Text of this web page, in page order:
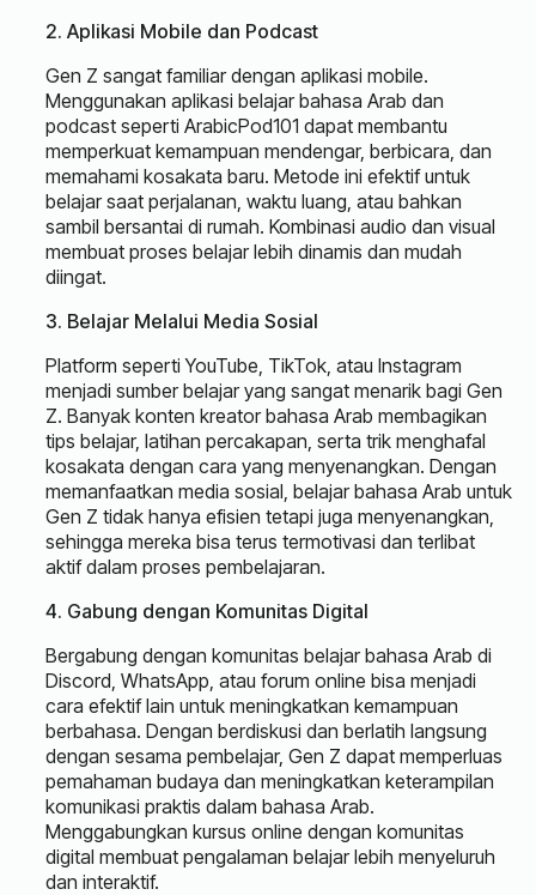
2. Aplikasi Mobile dan Podcast
Gen Z sangat familiar dengan aplikasi mobile.
Menggunakan aplikasi belajar bahasa Arab dan
podcast seperti ArabicPod101 dapat membantu
memperkuat kemampuan mendengar, berbicara, dan
memahami kosakata baru. Metode ini efektif untuk
belajar saat perjalanan, waktu luang, atau bahkan
sambil bersantai di rumah. Kombinasi audio dan visual
membuat proses belajar lebih dinamis dan mudah
diingat.
3. Belajar Melalui Media Sosial
Platform seperti YouTube, TikTok, atau Instagram
menjadi sumber belajar yang sangat menarik bagi Gen
Z. Banyak konten kreator bahasa Arab membagikan
tips belajar, latihan percakapan, serta trik menghafal
kosakata dengan cara yang menyenangkan. Dengan
memanfaatkan media sosial, belajar bahasa Arab untuk
Gen Z tidak hanya efisien tetapi juga menyenangkan,
sehingga mereka bisa terus termotivasi dan terlibat
aktif dalam proses pembelajaran.
4. Gabung dengan Komunitas Digital
Bergabung dengan komunitas belajar bahasa Arab di
Discord, WhatsApp, atau forum online bisa menjadi
cara efektif lain untuk meningkatkan kemampuan
berbahasa. Dengan berdiskusi dan berlatih langsung
dengan sesama pembelajar, Gen Z dapat memperluas
pemahaman budaya dan meningkatkan keterampilan
komunikasi praktis dalam bahasa Arab.
Menggabungkan kursus online dengan komunitas
digital membuat pengalaman belajar lebih menyeluruh
dan interaktif.